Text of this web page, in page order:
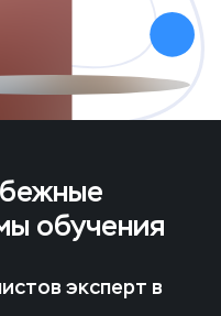
обучения
эксперт в